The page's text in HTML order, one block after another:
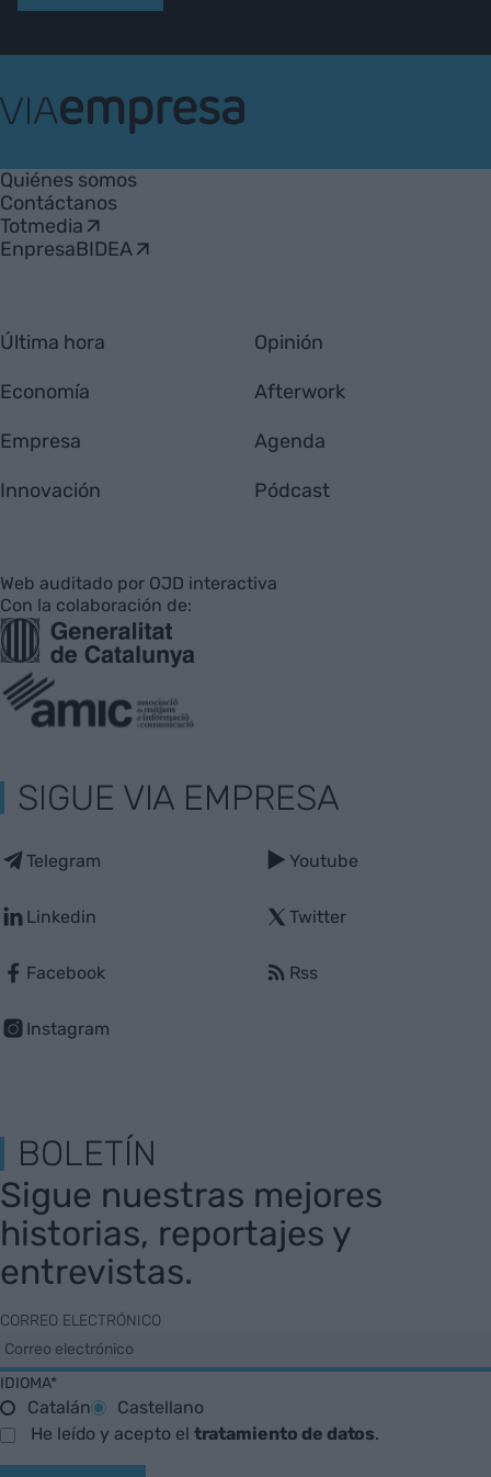
Empresa
Quiénes somos
Contáctanos
Totmedia
EnpresaBIDEA
Última hora
Economía
Empresa
Innovación
Opinión
Afterwork
Agenda
Pódcast
Web auditado por OJD interactiva
Con la colaboración de:
SIGUE VIA EMPRESA
Telegram
Linkedin
Facebook
Instagram
Youtube
Twitter
Rss
BOLETÍN
Sigue nuestras mejores
historias, reportajes y
entrevistas.
CORREO ELECTRÓNICO
IDIOMA*
Catalán
Castellano
He leído y acepto el tratamiento de datos.